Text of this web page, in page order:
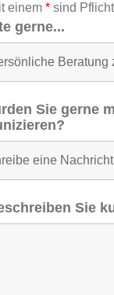
einem* sind
gerne...
Sie gerne
Sie